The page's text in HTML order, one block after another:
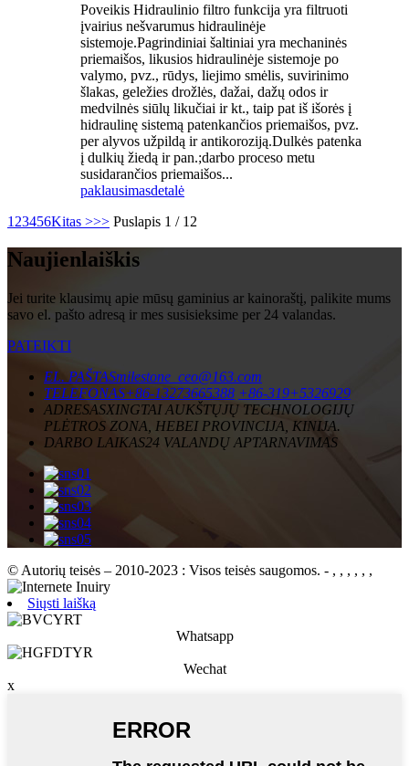
Poveikis Hidraulinio filtro funkcija yra filtruoti
įvairius nešvarumus hidraulinėje
sistemoje.Pagrindiniai šaltiniai yra mechaninės
priemaišos, likusios hidraulinėje sistemoje po
valymo, pvz., rūdys, liejimo smėlis, suvirinimo
šlakas, geležies drožlės, dažai, dažų odos ir
medvilnės siūlų likučiai ir kt., taip pat iš išorės į
hidraulinę sistemą patenkančios priemaišos, pvz.
per alyvos užpildą ir antikoroziją.Dulkės patenka
į dulkių žiedą ir pan.;darbo proceso metu
susidarančios priemaišos...
paklausimasdetalė
1 23456Kitas >>> Puslapis 1 / 12
Naujienlaiškis
Jei turite klausimų apie mūsų gaminius ar kainoraštį, palikite mums
savo el. pašto adresą ir mes susisieksime per 24 valandas.
PATEIKTI
EL. PAŠTASmilestone_ceo@163.com
TELEFONAS+86-13273665388 +86-319+5326929
ADRESASXINGTAI AUKŠTŲJŲ TECHNOLOGIJŲ
PLĖTROS ZONA, HEBEI PROVINCIJA, KINIJA.
DARBO LAIKAS24 VALANDŲ APTARNAVIMAS
© Autorių teisės – 2010-2023 : Visos teisės saugomos. - , , , , , ,
Siųsti laišką
Whatsapp
Wechat
x